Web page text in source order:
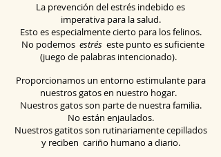
La prevención del estrés indebido es
imperativa para la salud.
Esto es especialmente cierto para los felinos.
No podemos estrés este punto es suficiente
(juego de palabras intencionado).
Proporcionamos un entorno estimulante para
nuestros gatos en nuestro hogar.
Nuestros gatos son parte de nuestra familia.
No están enjaulados.
Nuestros gatitos son rutinariamente cepillados
y reciben cariño humano a diario.